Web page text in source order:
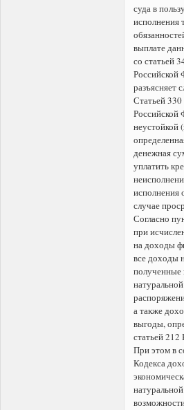
суда в
исполнения
выплате
со статьей
Российской
разъясняет
Статьей 330
Российской
неустойкой
денежная
уплатить
исполнения
случае
Согласно
при
на доходы
все доходы
полученные
а также
выгоды,
статьей 212
При этом в
Кодекса